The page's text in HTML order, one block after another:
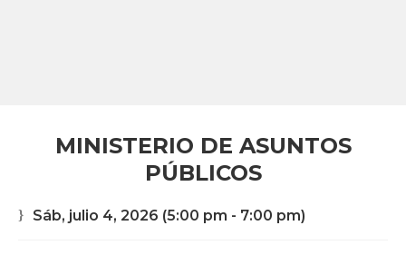
MINISTERIO DE ASUNTOS
PÚBLICOS
Sáb, julio 4, 2026 (5:00 pm - 7:00 pm)